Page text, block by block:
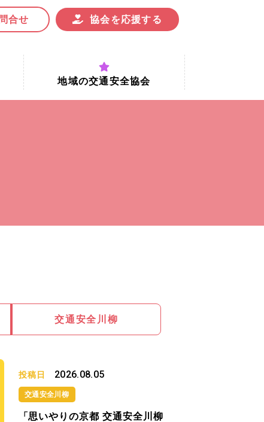
合せ 協会を応援する
間
地域の交通安全協会
交通安全川柳
投稿日 2026.08.05
交通安全川柳
「思いやりの京都 交通安全川柳